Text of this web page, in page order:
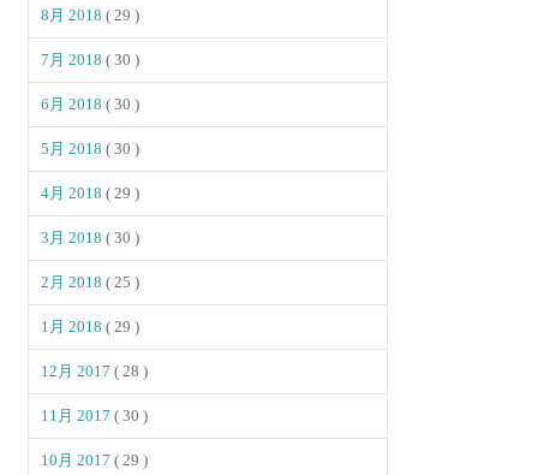
8月 2018( 29 )
7月 2018( 30 )
6月 2018( 30 )
5月 2018( 30 )
4月 2018( 29 )
3月 2018( 30 )
2月 2018( 25 )
1月 2018( 29 )
12月 2017( 28 )
11月 2017( 30 )
10月 2017( 29 )